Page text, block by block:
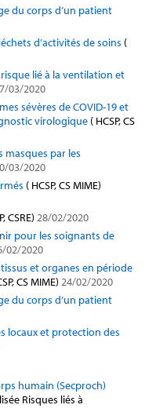
du corps d’un patient
d’activités de soins (
lié à la ventilation et
03/2020
sévères de COVID-19 et
virologique ( HCSP, CS
masques par les
03/2020
( HCSP, CS MIME)
CSRE) 28/02/2020
pour les soignants de
02/2020
et organes en période
CS MIME) 24/02/2020
du corps d’un patient
locaux et protection des
humain (Secproch)
Risques liés à